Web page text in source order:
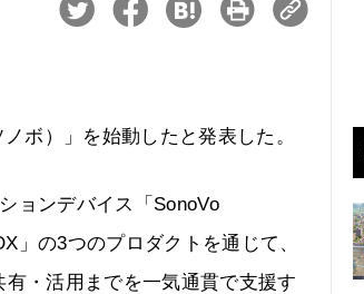
ボ）」を始動したと発表した。
ョンデバイス「SonoVo
」の3つのプロダクトを通じて、
・活用までを一気通貫で支援す